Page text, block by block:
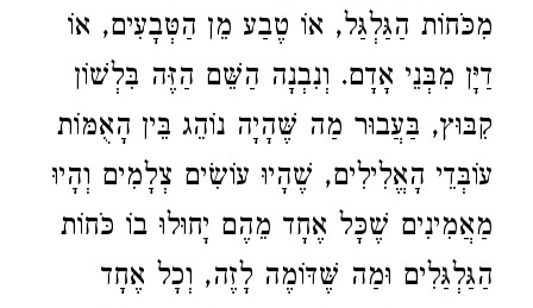
מִכֹּחוֹת הַגַּלְגַּל, אוֹ טֶבַע מֵן הַטְּבָעִים, אוֹ
דַיָּן מִבְּנֵי אָדָם. וְנִבְנָה הַשֵּׁם הַזֶּה בִּלְשׁוֹן
קִבּוּץ, בַּעֲבוּר מַה שֶּׁהָיָה נוֹהֵג בֵּין הָאֻמּוֹת
עוֹבְּדֵי הָאֱלִילִים, שֶׁהָיוּ עוֹשִׂים צְלָמִים וְהָיוּ
מַאֲמִינִים שֶׁכָּל אֶחָד מֵהֶם יָחוּלוּ בוֹ כֹּחוֹת
הַגַּלְגַּלִים וּמַה שֶּׁדּוֹמֶה לָזֶה, וְכָל אֶחָד